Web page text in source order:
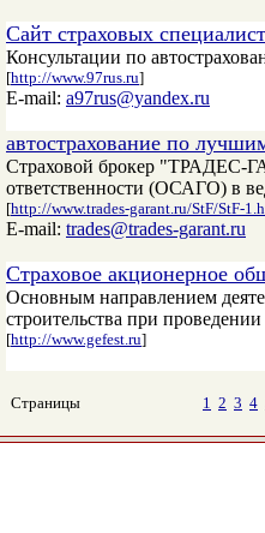
Сайт страховых
Консультации по
[http://www.97rus.ru]
E-mail: a97rus@yandex.ru
автострахование по
Страховой брокер "ТРАДЕС-
ответственности (ОСАГО) в
[http://www.trades-garant.ru/StF/StF-
E-mail: trades@trades-garant.ru
Страховое акционерное
Основным направлением
строительства при
[http://www.gefest.ru]
Страницы 1 2 3 4